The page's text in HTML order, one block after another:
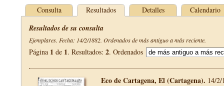
Consulta Resultados Detalles Calendario
Resultados de su consulta
Ejemplares. Fecha: 14/2/1882. Ordenados de más antiguo a más reciente.
Página 1 de 1. Resultados: 2. Ordenados
Eco de Cartagena, El (Cartagena). 14/